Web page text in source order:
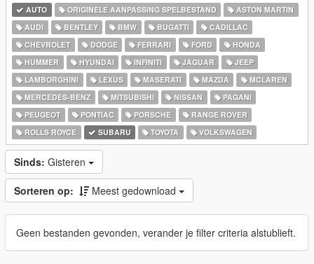
AUTO ORIGINELE AANPASSING SPELBESTAND
ASTON MARTIN
AUDI
BENTLEY BMW BUGATTI
CADILLAC
CHEVROLET
DODGE FERRARI FORD
HONDA
HUMMER
HYUNDAI INFINITI JAGUAR
JEEP
LAMBORGHINI
LEXUS MASERATI MAZDA
MCLAREN
MERCEDES-BENZ
MITSUBISHI NISSAN
PAGANI
PEUGEOT
PONTIAC PORSCHE
RANGE ROVER
ROLLS ROYCE
SUBARU TOYOTA VOLKSWAGEN
Sinds: Gisteren
Sorteren op: Meest gedownload
Geen bestanden gevonden, verander je filter criteria alstublieft.